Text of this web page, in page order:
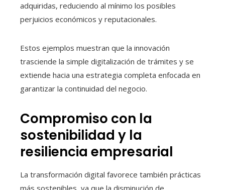
adquiridas, reduciendo al mínimo los posibles
perjuicios económicos y reputacionales.
Estos ejemplos muestran que la innovación
trasciende la simple digitalización de trámites y se
extiende hacia una estrategia completa enfocada en
garantizar la continuidad del negocio.
Compromiso con la
sostenibilidad y la
resiliencia empresarial
La transformación digital favorece también prácticas